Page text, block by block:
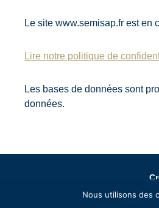
Le site www.semisap.fr est en
Lire notre politique de
Les bases de données sont
données.
Nous utilisons des